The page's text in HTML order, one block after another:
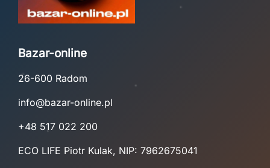
Bazar-online
26-600 Radom
info@bazar-online.pl
+48 517 022 200
ECO LIFE Piotr Kulak, NIP: 7962675041